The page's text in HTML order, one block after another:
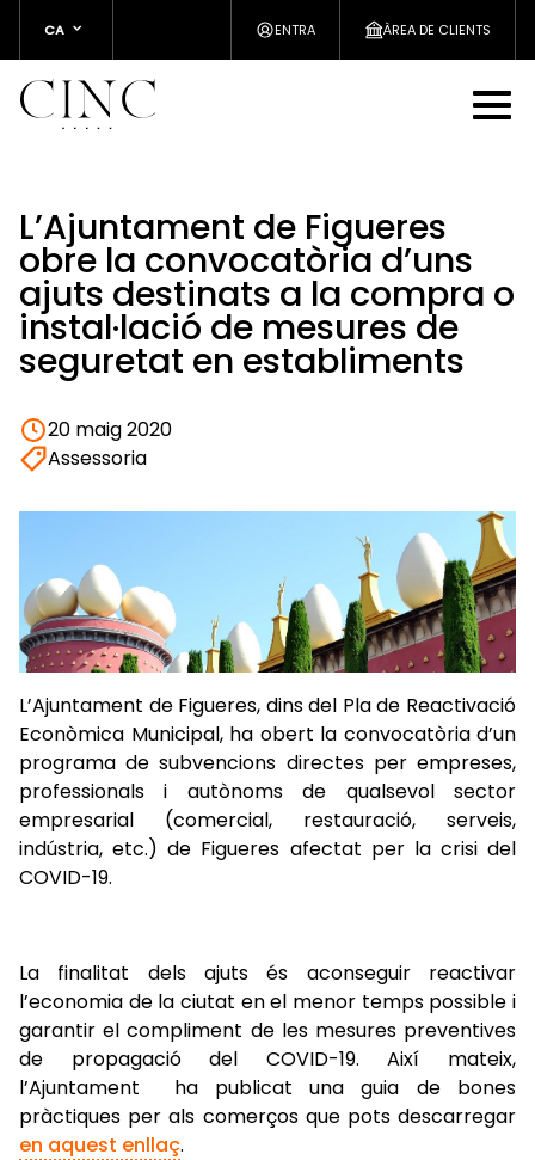
CA ENTRA ÀREA DE CLIENTS
L’Ajuntament de Figueres
obre la convocatòria d’uns
ajuts destinats a la compra o
instal·lació de mesures de
seguretat en establiments
20 maig 2020
Assessoria
L’Ajuntament de Figueres, dins del Pla de Reactivació
Econòmica Municipal, ha obert la convocatòria d’un
programa de subvencions directes per empreses,
professionals i autònoms de qualsevol sector
empresarial (comercial, restauració, serveis,
indústria, etc.) de Figueres afectat per la crisi del
COVID-19.
La finalitat dels ajuts és aconseguir reactivar
l’economia de la ciutat en el menor temps possible i
garantir el compliment de les mesures preventives
de propagació del COVID-19. Així mateix,
l’Ajuntament ha publicat una guia de bones
pràctiques per als comerços que pots descarregar
en aquest enllaç.